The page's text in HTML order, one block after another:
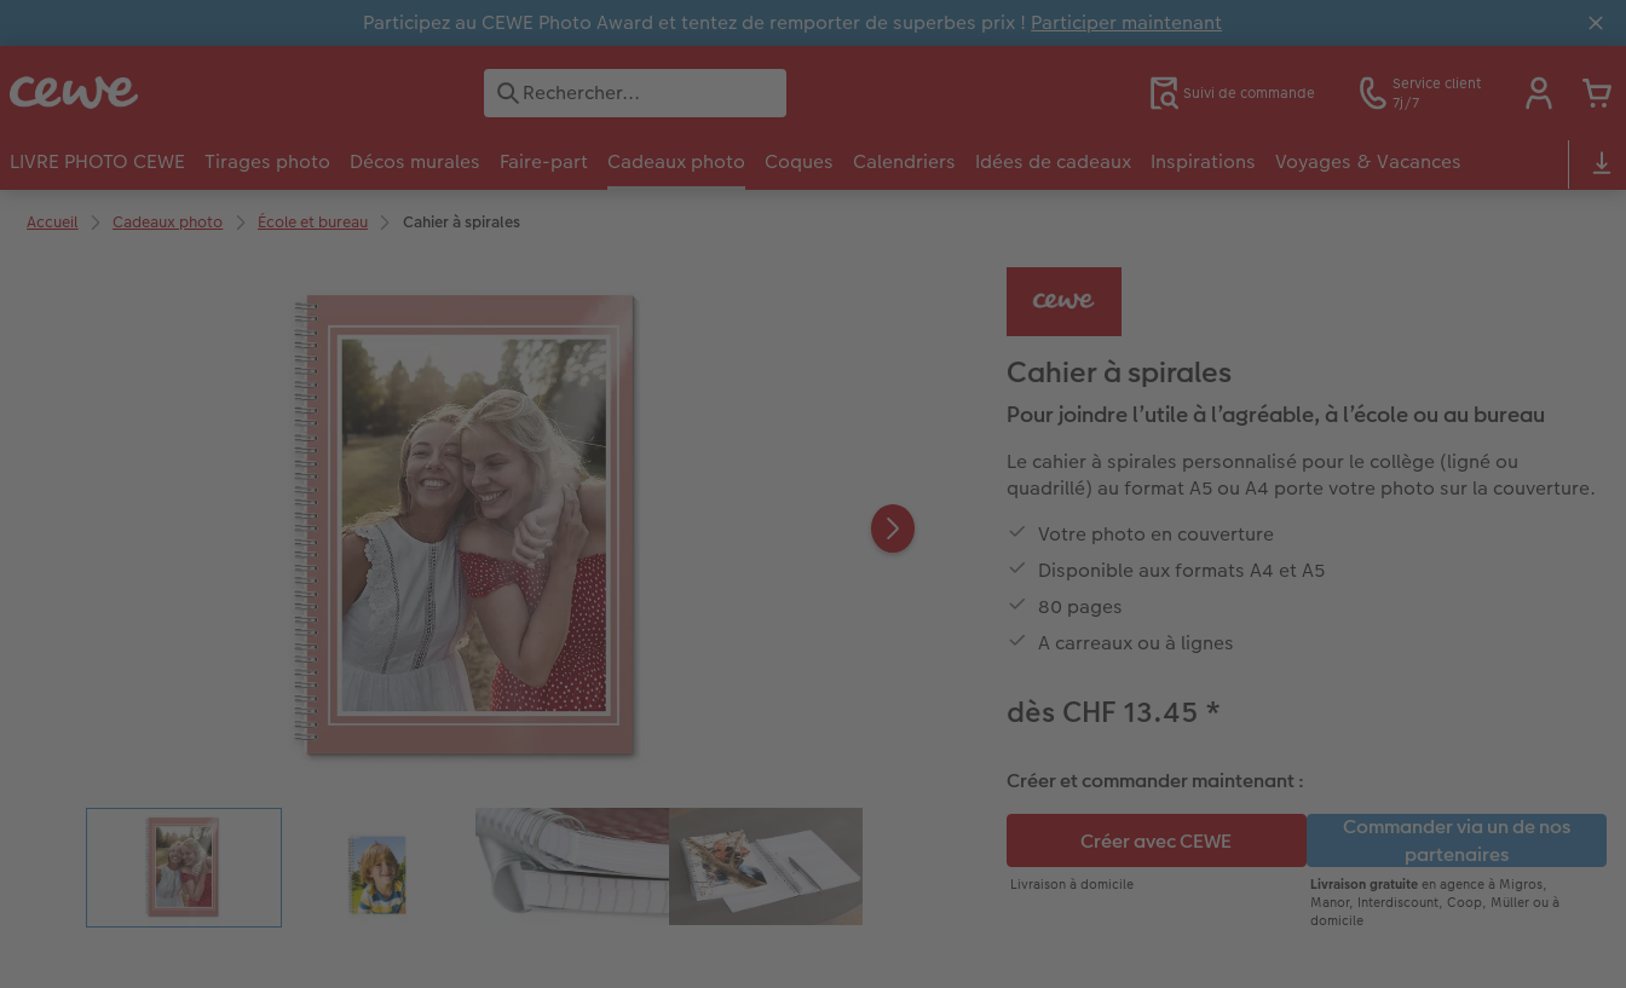
Participez au CEWE Photo Award et tentez de remporter de superbes prix ! Participer maintenant
Suivi de commande
Service client
7j/7
LIVRE PHOTO CEWE Tirages photo Décos murales Faire-part Cadeaux photo Coques Calendriers Idées de cadeaux Inspirations Voyages & Vacances
Accueil Cadeaux photo École et bureau Cahier à spirales
Cahier à spirales
Pour joindre l’utile à l’agréable, à l’école ou au bureau
Le cahier à spirales personnalisé pour le collège (ligné ou
quadrillé) au format A5 ou A4 porte votre photo sur la couverture.
Votre photo en couverture
Disponible aux formats A4 et A5
80 pages
A carreaux ou à lignes
dès CHF 13.45 *
Créer et commander maintenant :